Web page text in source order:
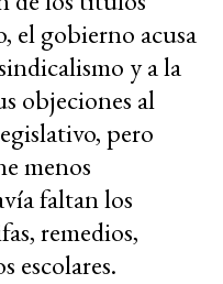
el gobierno acusa
y a la
objeciones al
pero
menos
faltan los
remedios,
escolares.